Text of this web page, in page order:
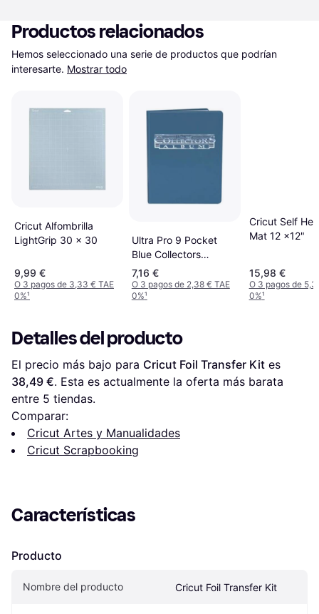
Productos relacionados
Hemos seleccionado una serie de productos que podrían
interesarte. Mostrar todo
Cricut Alfombrilla
LightGrip 30 x 30
9,99 €
O 3 pagos de 3,33 € TAE
0%¹
Ultra Pro 9 Pocket
Blue Collectors
Portfolio
7,16 €
O 3 pagos de 2,38 € TAE
0%¹
Cricut Self
Mat 12 x12"
15,98 €
O 3 pagos de
0%¹
Detalles del producto
El precio más bajo para Cricut Foil Transfer Kit
38,49 €. Esta es actualmente la oferta más barata
entre 5 tiendas.
Comparar:
Cricut Artes y Manualidades
Cricut Scrapbooking
Características
Producto
Nombre del producto Cricut Foil Transfer Kit